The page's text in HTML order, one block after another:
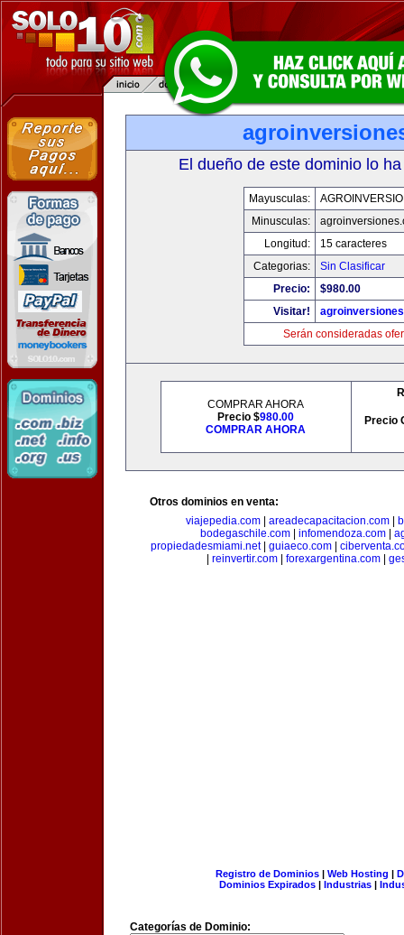
El dueño de este dominio lo
Mayusculas:
Minusculas:
Longitud:
15 caracteres
Categorias:
Sin Clasificar
Precio:
$980.00
Visitar!
Serán consideradas
COMPRAR AHORA
Precio $980.00
COMPRAR AHORA
Precio
Otros dominios en venta:
viajepedia.com| areadecapacitacion.com|
bodegaschile.com| infomendoza.com|
propiedadesmiami.net| guiaeco.com|
reinvertir.com| forexargentina.com|
Registro de Dominios| Web Hosting |
Dominios Expirados | Industrias |
Categorías de Dominio: